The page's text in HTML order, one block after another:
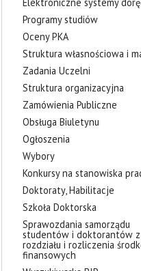
Programy studiów
Oceny PKA
Struktura własnościowa i
Zadania Uczelni
Struktura organizacyjna
Zamówienia Publiczne
Obsługa Biuletynu
Ogłoszenia
Wybory
Konkursy na stanowiska
Doktoraty, Habilitacje
Szkoła Doktorska
Sprawozdania samorządu
studentów i doktorantów z
rozdziału i rozliczenia
finansowych